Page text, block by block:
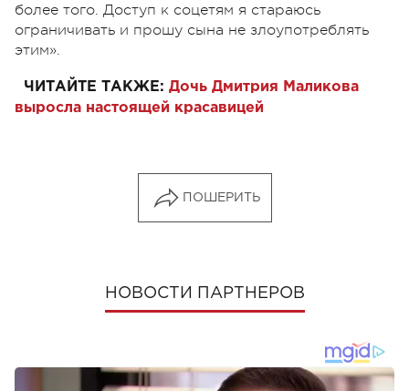
более того. Доступ к соцетям я стараюсь
ограничивать и прошу сына не злоупотреблять
этим».
ЧИТАЙТЕ ТАКЖЕ: Дочь Дмитрия Маликова
выросла настоящей красавицей
ПОШЕРИТЬ
НОВОСТИ ПАРТНЕРОВ